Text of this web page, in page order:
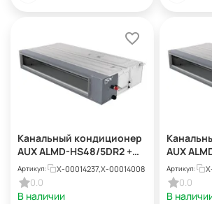
Канальный кондиционер
AUX ALMD-HS48/5DR2 +
AL-HS48/5DR2(U)
Артикул: X-00014237,X-00014008
0.0
В наличии
AUX
AL-
Артикул:
0.0
В